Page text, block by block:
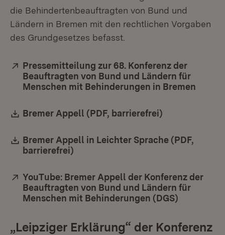
die Behindertenbeauftragten von Bund und
Ländern in Bremen mit den rechtlichen Vorgaben
des Grundgesetzes befasst.
Extern:
Pressemitteilung zur 68. Konferenz der
Beauftragten von Bund und Ländern für
Menschen mit Behinderungen in Bremen
Download:
Bremer Appell (PDF, barrierefrei)
Download:
Bremer Appell in Leichter Sprache (PDF,
barrierefrei)
Extern:
YouTube: Bremer Appell der Konferenz der
Beauftragten von Bund und Ländern für
Menschen mit Behinderungen (DGS)
„Leipziger Erklärung“ der Konferenz